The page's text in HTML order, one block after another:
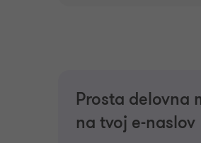
Prosta delovna
na tvoj e-naslov